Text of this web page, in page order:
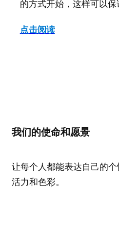
的方式开始，这样可以保
点击阅读
我们的使命和愿景
让每个人都能表达自己的
活力和色彩。